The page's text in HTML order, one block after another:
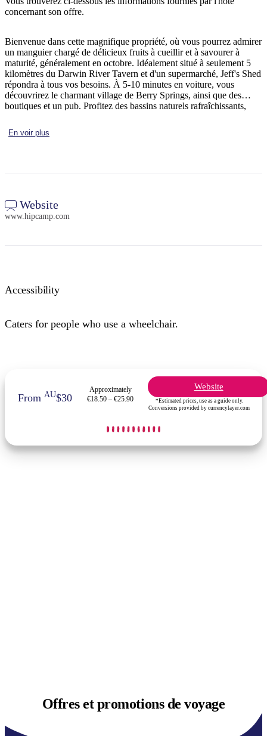
Rechercher:
Sign
concernant son offre.
Bienvenue dans cette magnifique propriété, où vous pourrez admirer
un manguier chargé de délicieux fruits à cueillir et à savourer à
maturité, généralement en octobre. Idéalement situé à seulement 5
kilomètres du Darwin River Tavern et d'un supermarché, Jeff's Shed
répondra à tous vos besoins. À 5-10 minutes en voiture, vous
découvrirez le charmant village de Berry Springs, ainsi que des
boutiques et un pub. Profitez des bassins naturels rafraîchissants,
vous à la pêche dans le parc voisin, tous facilement accessibles
depuis la propriété. Si vous souhaitez explorer davantage les
des feux de camp dans la zone désignée, mais uniquement en dehors
des périodes de risque d'incendie afin d'assurer la sécurité de tous.
En voir plus
Website
www.hipcamp.com
Accessibility
Caters for people who use a wheelchair.
From AU$30
Approximately
€18.50 – €25.90
Website
*Estimated prices, use as a guide only.
Conversions provided by currencylayer.com
Offres etpromotions de voyage